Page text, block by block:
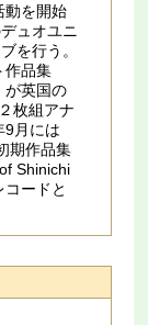
動を開始
ュオユニ
を行う。
作品集
が英国の
枚組アナ
9月には
期作品集
Shinichi
ードと